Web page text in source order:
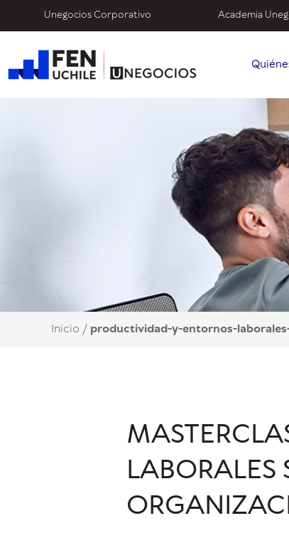
Unegocios Corporativo Academia
Inicio / productividad-y-entornos-